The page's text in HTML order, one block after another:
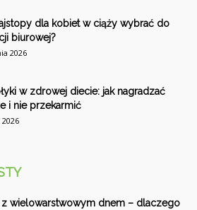
dla kobiet w ciąży wybrać do
biurowej?
2026
w zdrowej diecie: jak nagradzać
i nie przekarmić
z wielowarstwowym dnem – dlaczego